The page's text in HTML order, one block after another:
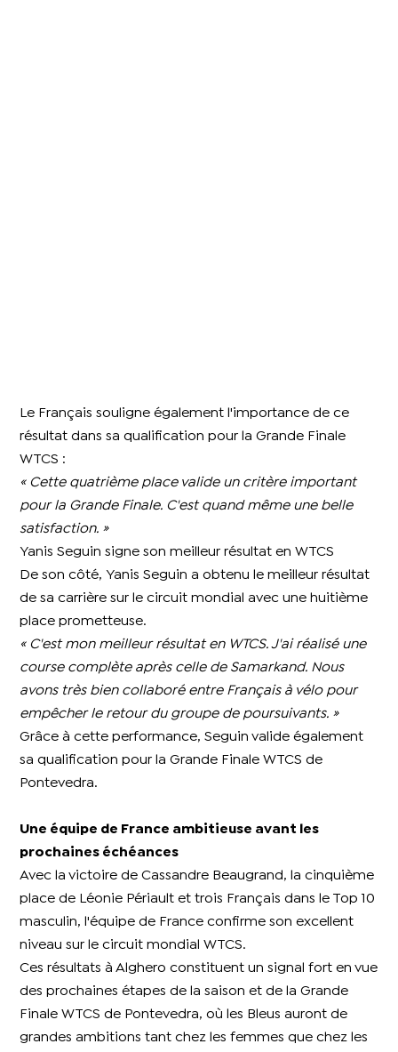
Le Français souligne également l'importance de ce
résultat dans sa qualification pour la Grande Finale
WTCS :
« Cette quatrième place valide un critère important
pour la Grande Finale. C'est quand même une belle
satisfaction. »
Yanis Seguin signe son meilleur résultat en WTCS
De son côté, Yanis Seguin a obtenu le meilleur résultat
de sa carrière sur le circuit mondial avec une huitième
place prometteuse.
« C'est mon meilleur résultat en WTCS. J'ai réalisé une
course complète après celle de Samarkand. Nous
avons très bien collaboré entre Français à vélo pour
empêcher le retour du groupe de poursuivants. »
Grâce à cette performance, Seguin valide également
sa qualification pour la Grande Finale WTCS de
Pontevedra.
Une équipe de France ambitieuse avant les
prochaines échéances
Avec la victoire de Cassandre Beaugrand, la cinquième
place de Léonie Périault et trois Français dans le Top 10
masculin, l'équipe de France confirme son excellent
niveau sur le circuit mondial WTCS.
Ces résultats à Alghero constituent un signal fort en vue
des prochaines étapes de la saison et de la Grande
Finale WTCS de Pontevedra, où les Bleus auront de
grandes ambitions tant chez les femmes que chez les